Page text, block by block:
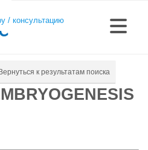
Вернуться к результатам поиска
/ консультацию